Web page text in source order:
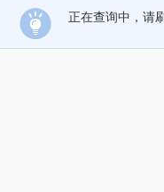
正在查询中，请